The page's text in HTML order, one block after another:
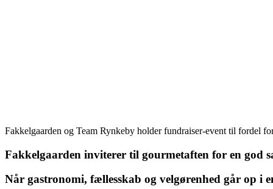
Fakkelgaarden og Team Rynkeby holder fundraiser-­event til fordel
Fakkelgaarden inviterer til gourmetaften for en god
Når gastronomi, fællesskab og velgørenhed går op i